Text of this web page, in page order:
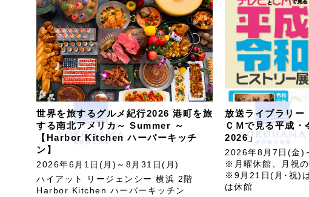
世界を旅するグルメ紀行2026 港町を旅
する南北アメリカ～ Summer ～
【Harbor Kitchen ハーバーキッチ
ン】
2026年6月1日(月)～8月31日(月)
ハイアット リージェンシー 横浜 2階
Harbor Kitchen ハーバーキッチン
放送ライブラリ
ＣＭで見る平成・
2026」
2026年8月7日(金)
※月曜休館、月祝
※9月21日(月･祝)
は休館